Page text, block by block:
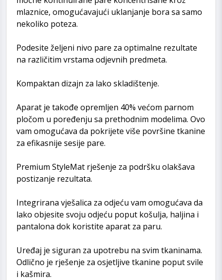
mlaznice, omogućavajući uklanjanje bora sa samo
nekoliko poteza.
Podesite željeni nivo pare za optimalne rezultate
na različitim vrstama odjevnih predmeta.
Kompaktan dizajn za lako skladištenje.
Aparat je takođe opremljen 40% većom parnom
pločom u poređenju sa prethodnim modelima. Ovo
vam omogućava da pokrijete više površine tkanine
za efikasnije sesije pare.
Premium StyleMat rješenje za podršku olakšava
postizanje rezultata.
Integrirana vješalica za odjeću vam omogućava da
lako objesite svoju odjeću poput košulja, haljina i
pantalona dok koristite aparat za paru.
Uređaj je siguran za upotrebu na svim tkaninama.
Odlično je rješenje za osjetljive tkanine poput svile
i kašmira.